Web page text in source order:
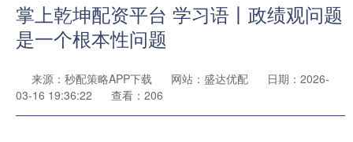
掌上乾坤配资平台 学习语丨政绩观问题
是一个根本性问题
来源：秒配策略APP下载 网站：盛达优配
日期：2026-
03-16 19:36:22
查看：206